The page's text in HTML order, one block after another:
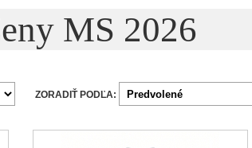
MS 2026
ZORADIŤ PODĽA: